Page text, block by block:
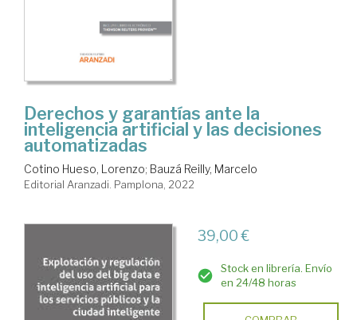
Derechos y garantías ante la
inteligencia artificial y las decisiones
automatizadas
Cotino Hueso, Lorenzo; Bauzá Reilly, Marcelo
Editorial Aranzadi. Pamplona, 2022
39,00 €
Stock en librería. Envío
en 24/48 horas